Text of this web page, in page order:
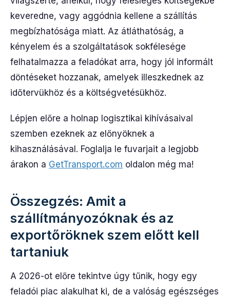
keveredne, vagy aggódnia kellene a szállítás
megbízhatósága miatt. Az átláthatóság, a
kényelem és a szolgáltatások sokfélesége
felhatalmazza a feladókat arra, hogy jól informált
döntéseket hozzanak, amelyek illeszkednek az
időtervükhöz és a költségvetésükhöz.
Lépjen előre a holnap logisztikai kihívásaival
szemben ezeknek az előnyöknek a
kihasználásával. Foglalja le fuvarjait a legjobb
árakon a GetTransport.com oldalon még ma!
Összegzés: Amit a
szállítmányozóknak és az
exportőröknek szem előtt kell
tartaniuk
A 2026-ot előre tekintve úgy tűnik, hogy egy
feladói piac alakulhat ki, de a valóság egészséges